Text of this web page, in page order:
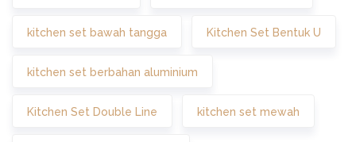
kitchen set bawah tangga Kitchen Set Bentuk U
kitchen set berbahan aluminium
Kitchen Set Double Line kitchen set mewah